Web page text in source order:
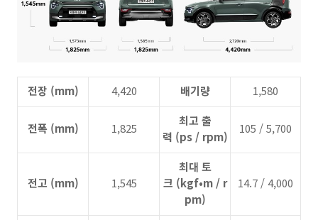
전장 (mm) 4,420 배기량 1,580
전폭 (mm) 1,825
최고 출
력 (ps / rpm)
105 / 5,700
전고 (mm) 1,545
최대 토
크 (kgf•m / r
pm)
14.7 / 4,000